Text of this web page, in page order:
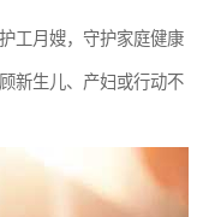
工月嫂，守护家庭健康
新生儿、产妇或行动不